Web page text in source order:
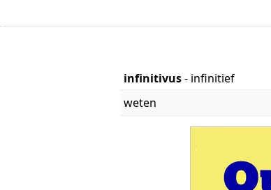
infinitivus- infinitief
weten